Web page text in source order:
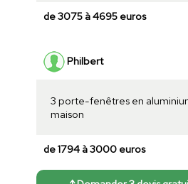
de 3075 à 4695 euros
Philbert
3 porte-fenêtres en
maison
de 1794 à 3000 euros